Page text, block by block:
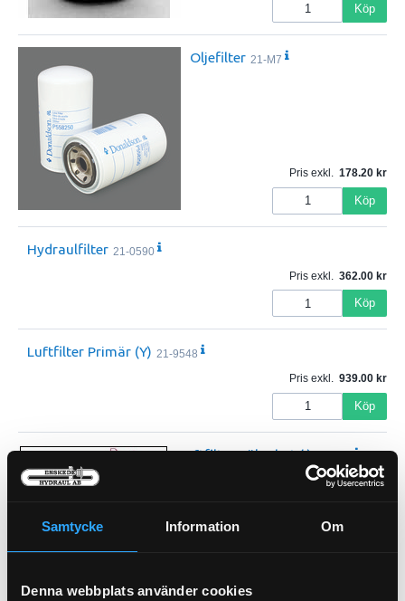
Samtycke Information Om
Denna webbplats använder cookies
Köp
Oljefilter 21-M7
Pris exkl. 178.20
Köp
Hydraulfilter 21-0590
Pris exkl.
362.00
Köp
Luftfilter Primär (Y) 21-9548
Pris exkl. 939.00
Köp
Luftfilter Säkerhet (I)
Pris exkl. 336.00